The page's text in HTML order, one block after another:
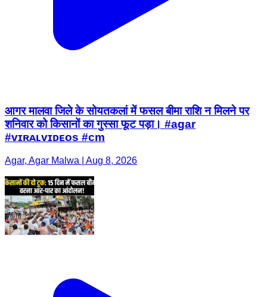
आगर मालवा जिले के सोयतकलां में फसल बीमा राशि न मिलने पर
शनिवार को किसानों का गुस्सा फूट पड़ा। #agar
#ᴠɪʀᴀʟᴠɪᴅᴇᴏs #cm
Agar, Agar Malwa | Aug 8, 2026